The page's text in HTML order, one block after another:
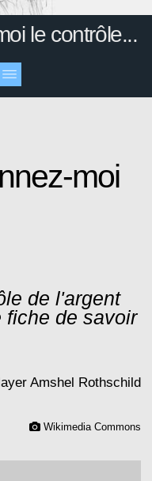
le contrôle...
moi
de l'argent
fiche de savoir
Amshel Rothschild
Wikimedia Commons